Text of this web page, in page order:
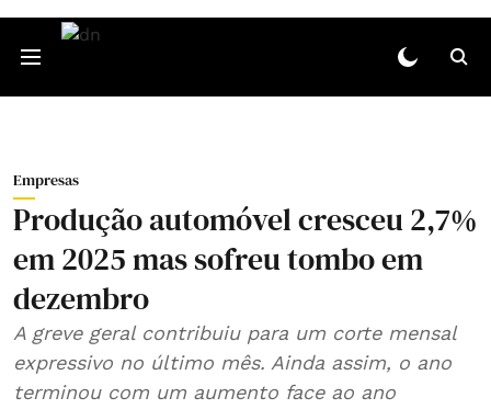
Empresas
Produção automóvel cresceu 2,7%
em 2025 mas sofreu tombo em
dezembro
A greve geral contribuiu para um corte mensal
expressivo no último mês. Ainda assim, o ano
terminou com um aumento face ao ano